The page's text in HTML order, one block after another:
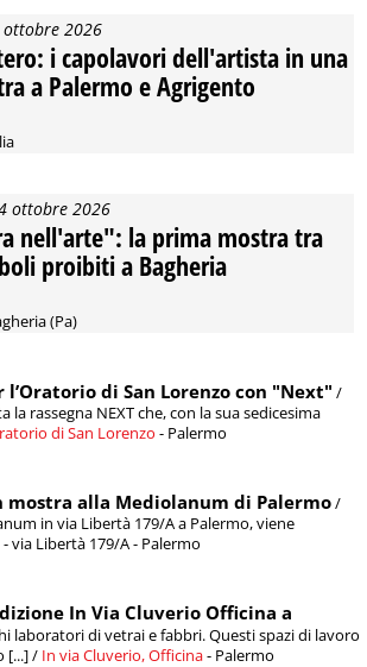
2026
i capolavori dell'artista in una
a Palermo e Agrigento
ottobre 2026
nell'arte": la prima mostra tra
proibiti a Bagheria
(Pa)
di San Lorenzo con "Next" /
rassegna NEXT che, con la sua sedicesima
di San Lorenzo - Palermo
alla Mediolanum di Palermo/
in via Libertà 179/A a Palermo, viene
via Libertà 179/A - Palermo
In Via Cluverio Officina a
laboratori di vetrai e fabbri. Questi spazi di lavoro
[...] / In via Cluverio, Officina- Palermo